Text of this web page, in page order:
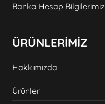
Banka Hesap Bilgilerimiz
ÜRÜNLERİMİZ
Hakkımızda
Ürünler